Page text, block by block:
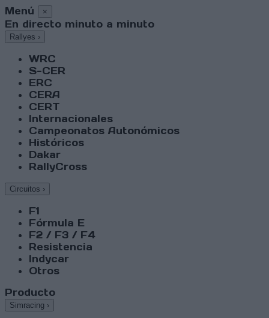
Menú ×
En directo minuto a minuto
Rallyes ›
WRC
S-CER
ERC
CERA
CERT
Internacionales
Campeonatos Autonómicos
Históricos
Dakar
RallyCross
Circuitos ›
F1
Fórmula E
F2 / F3 / F4
Resistencia
Indycar
Otros
Producto
Simracing ›